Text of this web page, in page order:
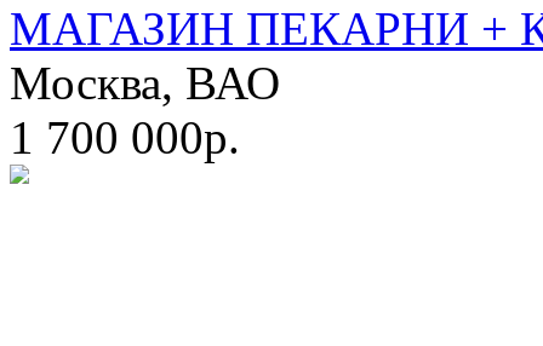
МАГАЗИН ПЕКАРНИ +
Москва, ВАО
1 700 000р.